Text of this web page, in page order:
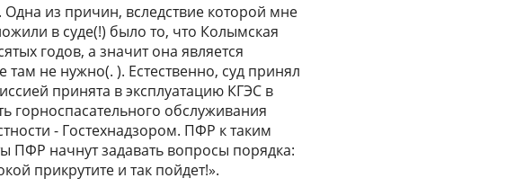
из причин, вследствие которой мне
в суде(!) было то, что Колымская
годов, а значит она является
не нужно(. ). Естественно, суд принял
принята в эксплуатацию КГЭС в
горноспасательного обслуживания
- Гостехнадзором. ПФР к таким
ПФР начнут задавать вопросы порядка:
прикрутите и так пойдет!».